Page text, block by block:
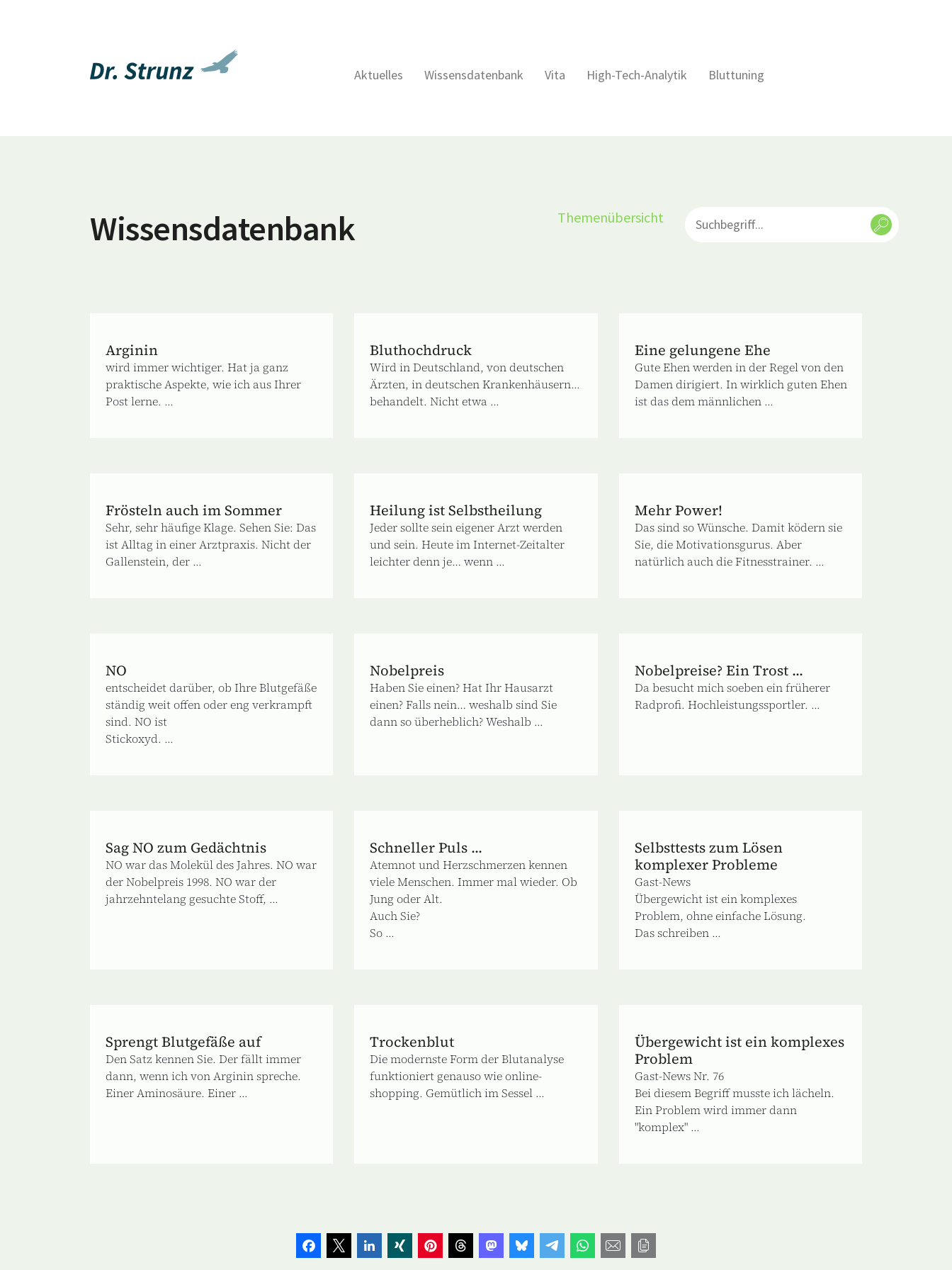
Aktuelles Wissensdatenbank Vita High-Tech-Analytik Bluttuning
Wissensdatenbank Themenübersicht
Arginin
wird immer wichtiger. Hat ja ganz
praktische Aspekte, wie ich aus Ihrer
Post lerne. ...
Bluthochdruck
Wird in Deutschland, von deutschen
Ärzten, in deutschen Krankenhäusern...
behandelt. Nicht etwa ...
Eine gelungene Ehe
Gute Ehen werden in der Regel von den
Damen dirigiert. In wirklich guten Ehen
ist das dem männlichen ...
Frösteln auch im Sommer
Sehr, sehr häufige Klage. Sehen Sie: Das
ist Alltag in einer Arztpraxis. Nicht der
Gallenstein, der ...
Heilung ist Selbstheilung
Jeder sollte sein eigener Arzt werden
und sein. Heute im Internet-Zeitalter
leichter denn je… wenn ...
Mehr Power!
Das sind so Wünsche. Damit ködern sie
Sie, die Motivationsgurus. Aber
natürlich auch die Fitnesstrainer. ...
NO
entscheidet darüber, ob Ihre Blutgefäße
ständig weit offen oder eng verkrampft
sind. NO ist
Stickoxyd. ...
Nobelpreis
Haben Sie einen? Hat Ihr Hausarzt
einen? Falls nein… weshalb sind Sie
dann so überheblich? Weshalb ...
Nobelpreise? Ein Trost ...
Da besucht mich soeben ein früherer
Radprofi. Hochleistungssportler. ...
Sag NO zum Gedächtnis
NO war das Molekül des Jahres. NO war
der Nobelpreis 1998. NO war der
jahrzehntelang gesuchte Stoff, ...
Schneller Puls ...
Atemnot und Herzschmerzen kennen
viele Menschen. Immer mal wieder. Ob
Jung oder Alt.
Auch Sie?
So ...
Selbsttests zum Lösen
komplexer Probleme
Gast-News
Übergewicht ist ein komplexes
Problem, ohne einfache Lösung.
Das schreiben ...
Sprengt Blutgefäße auf
Den Satz kennen Sie. Der fällt immer
dann, wenn ich von Arginin spreche.
Einer Aminosäure. Einer ...
Trockenblut
Die modernste Form der Blutanalyse
funktioniert genauso wie online-
shopping. Gemütlich im Sessel ...
Übergewicht ist ein komplexes
Problem
Gast-News Nr. 76
Bei diesem Begriff musste ich lächeln.
Ein Problem wird immer dann
"komplex" ...